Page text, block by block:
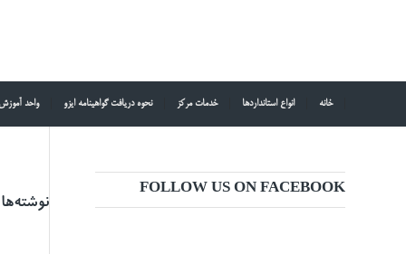
خانه انواع استانداردها خدمات مرکز نحوه دریافت گواهینامه ایزو واحد آموزش
نوشته‌ها
FOLLOW US ON FACEBOOK